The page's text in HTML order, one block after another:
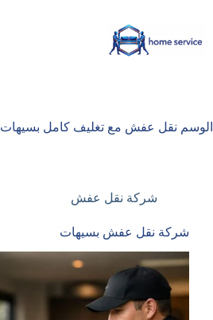
المحتوى
الوسم نقل عفش مع تغليف كامل بسيهات
شركة نقل عفش
شركة نقل عفش بسيهات